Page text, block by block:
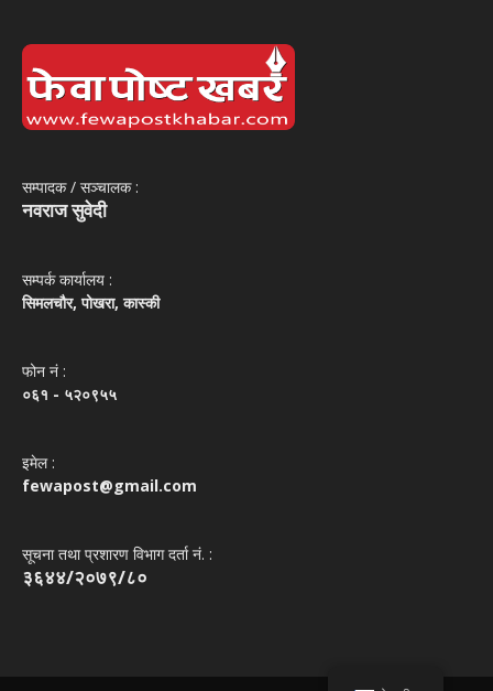
सम्पादक / सञ्‍चालक :
नवराज सुवेदी
सम्पर्क कार्यालय :
सिमलचौर, पोखरा, कास्की
फोन नं‌ :
०६१ - ५२०९५५
इमेल :
fewapost@gmail.com
सूचना तथा प्रशारण विभाग दर्ता नं. :
३६४४/२०७९/८०